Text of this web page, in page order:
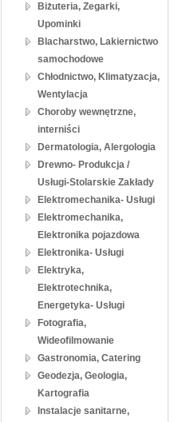
Biżuteria, Zegarki,
Upominki
Blacharstwo, Lakiernictwo
samochodowe
Chłodnictwo, Klimatyzacja,
Wentylacja
Choroby wewnętrzne,
interniści
Dermatologia, Alergologia
Drewno- Produkcja /
Usługi-Stolarskie Zakłady
Elektromechanika- Usługi
Elektromechanika,
Elektronika pojazdowa
Elektronika- Usługi
Elektryka,
Elektrotechnika,
Energetyka- Usługi
Fotografia,
Wideofilmowanie
Gastronomia, Catering
Geodezja, Geologia,
Kartografia
Instalacje sanitarne,